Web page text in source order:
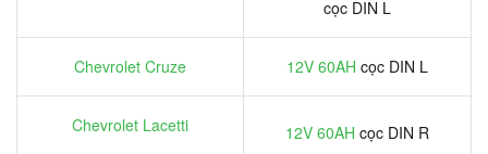
cọc DIN L
Chevrolet Cruze 12V 60AH cọc DIN L
Chevrolet Lacetti 12V 60AH cọc DIN R